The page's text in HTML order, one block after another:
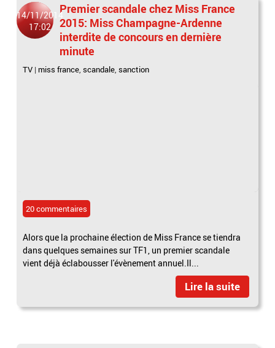
14/11/2014
17:02
Premier scandale chez Miss France
2015: Miss Champagne-Ardenne
interdite de concours en dernière
minute
TV | miss france,scandale,sanction
20 commentaires
Alors que la prochaine élection de Miss France se tiendra
dans quelques semaines sur TF1, un premier scandale
vient déjà éclabousser l'évènement annuel.Il...
Lire la suite